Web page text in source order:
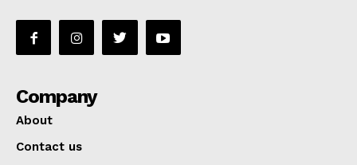
Company
About
Contact us